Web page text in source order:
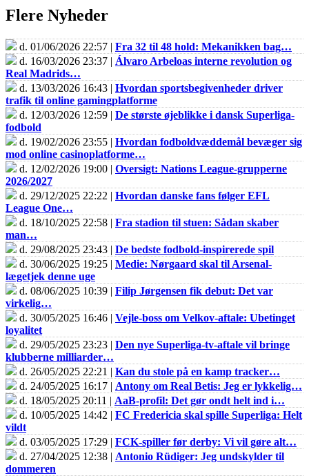
Flere Nyheder
d. 01/06/2026 22:57 | Fra 32 til 48 hold: Mekanikken bag…
d. 16/03/2026 23:37 | Álvaro Arbeloas interne revolution og
Real Madrids…
d. 13/03/2026 16:43 | Hvordan sportsbegivenheder driver
trafik til online gamingplatforme
d. 12/03/2026 12:59 | De største øjeblikke i dansk Superliga-
fodbold
d. 19/02/2026 23:55 | Hvordan fodboldvæddemål bevæger sig
mod online casinoplatforme…
d. 12/02/2026 19:00 | Oversigt: Nations League-grupperne
2026/2027
d. 29/12/2025 22:22 | Hvordan danske fans følger EFL
League One…
d. 18/10/2025 22:58 | Fra stadion til stuen: Sådan skaber
man…
d. 29/08/2025 23:43 | De bedste fodbold-inspirerede spil
d. 30/06/2025 19:25 | Medie: Nørgaard skal til Arsenal-
lægetjek denne uge
d. 08/06/2025 10:39 | Filip Jørgensen fik debut: Det var
virkelig…
d. 30/05/2025 16:46 | Vejle-boss om Velkov-aftale: Ubetinget
loyalitet
d. 29/05/2025 23:23 | Den nye Superliga-tv-aftale vil bringe
klubberne milliarder…
d. 26/05/2025 22:21 | Kan du stole på en kamp tracker…
d. 24/05/2025 16:17 | Antony om Real Betis: Jeg er lykkelig…
d. 18/05/2025 20:11 | AaB-profil: Det gør ondt helt ind i…
d. 10/05/2025 14:42 | FC Fredericia skal spille Superliga: Helt
vildt
d. 03/05/2025 17:29 | FCK-spiller før derby: Vi vil gøre alt…
d. 27/04/2025 12:38 | Antonio Rüdiger: Jeg undskylder til
dommeren